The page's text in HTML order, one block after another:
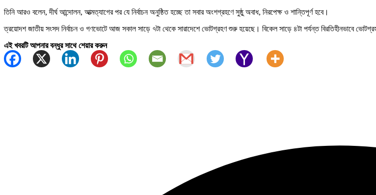
তিনি আরও বলেন, দীর্ঘ আন্দোলন, আত্মত্যাগের পর যে নির্বাচন অনুষ্ঠিত হচ্ছে তা সবার অংশগ্রহণে সুষ্ঠু অবাধ, নিরপেক্ষ ও শান্তিপূর্ণ হবে।
ত্রয়োদশ জাতীয় সংসদ নির্বাচন ও গণভোটে আজ সকাল সাড়ে ৭টা থেকে সারাদেশে ভোটগ্রহণ শুরু হয়েছে। বিকেল সাড়ে ৪টা পর্যন্ত বিরতিহীনভাবে
এই খবরটি আপনার বন্ধুর সাথে শেয়ার করুন